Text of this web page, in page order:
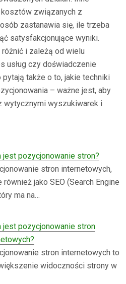
związanych z
zastanawia się, ile trzeba
satysfakcjonujące wyniki.
i zależą od wielu
usług czy doświadczenie
pytają także o to, jakie techniki
– ważne jest, aby
wytycznymi wyszukiwarek i
jest pozycjonowanie stron?
stron internetowych,
również jako SEO (Search Engine
ma na…
jest pozycjonowanie stron
stron internetowych to
widoczności strony w